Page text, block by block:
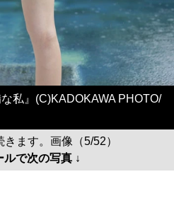
私』(C)KADOKAWA PHOTO/
ます。画像（5/52）
ルで次の写真 ↓